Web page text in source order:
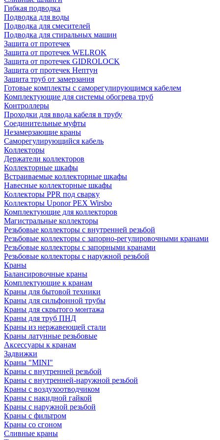
Гибкая подводка
Подводка для воды
Подводка для смесителей
Подводка для стиральных машин
Защита от протечек
Защита от протечек WELROK
Защита от протечек GIDROLOCK
Защита от протечек Нептун
Защита труб от замерзания
Готовые комплекты с саморегулирующимся кабелем
Комплектующие для системы обогрева труб
Контроллеры
Проходки для ввода кабеля в трубу
Соединительные муфты
Незамерзающие краны
Саморегулирующийся кабель
Коллекторы
Держатели коллекторов
Коллекторные шкафы
Встраиваемые коллекторные шкафы
Навесные коллекторные шкафы
Коллекторы PPR под сварку
Коллекторы Uponor PEX Wirsbo
Комплектующие для коллекторов
Магистральные коллекторы
Резьбовые коллекторы с внутренней резьбой
Резьбовые коллекторы с запорно-регулировочными кранами
Резьбовые коллекторы с запорными кранами
Резьбовые коллекторы с наружной резьбой
Краны
Балансировочные краны
Комплектующие к кранам
Краны для бытовой техники
Краны для сильфонной трубы
Краны для скрытого монтажа
Краны для труб ПНД
Краны из нержавеющей стали
Краны латунные резьбовые
Аксессуары к кранам
Задвижки
Краны "MINI"
Краны с внутренней резьбой
Краны с внутренней-наружной резьбой
Краны с воздухоотводчиком
Краны с накидной гайкой
Краны с наружной резьбой
Краны с фильтром
Краны со сгоном
Сливные краны